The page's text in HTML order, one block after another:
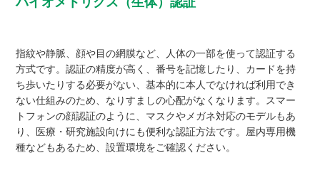
指紋や静脈、顔や目の網膜など、人体の一部を使って認証する
方式です。認証の精度が高く、番号を記憶したり、カードを持
ち歩いたりする必要がない、基本的に本人でなければ利用でき
ない仕組みのため、なりすましの心配がなくなります。スマー
トフォンの顔認証のように、マスクやメガネ対応のモデルもあ
り、医療・研究施設向けにも便利な認証方法です。屋内専用機
種などもあるため、設置環境をご確認ください。